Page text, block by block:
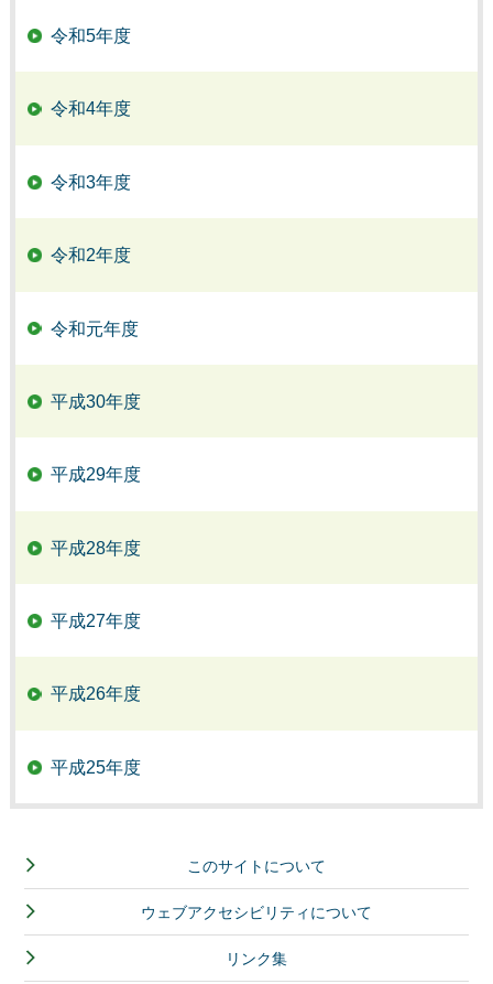
令和5年度
令和4年度
令和3年度
令和2年度
令和元年度
平成30年度
平成29年度
平成28年度
平成27年度
平成26年度
平成25年度
このサイトについて
ウェブアクセシビリティについて
リンク集